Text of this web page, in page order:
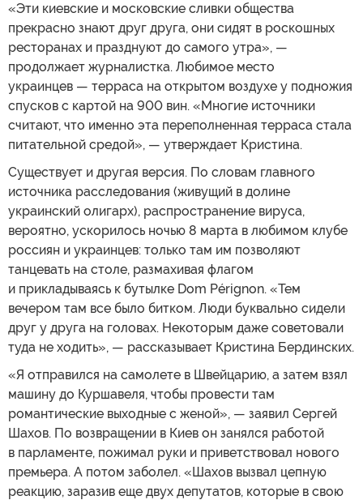
«Эти киевские и московские сливки общества
прекрасно знают друг друга, они сидят в роскошных
ресторанах и празднуют до самого утра», —
продолжает журналистка. Любимое место
украинцев — терраса на открытом воздухе у подножия
спусков с картой на 900 вин. «Многие источники
считают, что именно эта переполненная терраса стала
питательной средой», — утверждает Кристина.
Существует и другая версия. По словам главного
источника расследования (живущий в долине
украинский олигарх), распространение вируса,
вероятно, ускорилось ночью 8 марта в любимом клубе
россиян и украинцев: только там им позволяют
танцевать на столе, размахивая флагом
и прикладываясь к бутылке Dom Pérignon. «Тем
вечером там все было битком. Люди буквально сидели
друг у друга на головах. Некоторым даже советовали
туда не ходить», — рассказывает Кристина Бердинских.
«Я отправился на самолете в Швейцарию, а затем взял
машину до Куршавеля, чтобы провести там
романтические выходные с женой», — заявил Сергей
Шахов. По возвращении в Киев он занялся работой
в парламенте, пожимал руки и приветствовал нового
премьера. А потом заболел. «Шахов вызвал цепную
реакцию, заразив еще двух депутатов, которые в свою